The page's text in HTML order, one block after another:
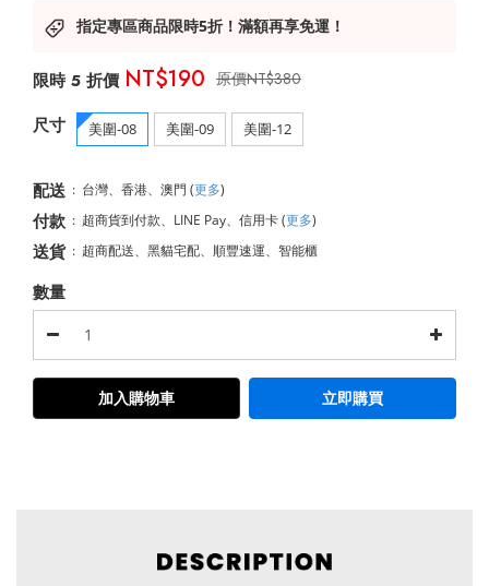
指定專區商品限時5折！滿額再享免運！
NT$380
NT$190
尺寸 美圍-08 美圍-09 美圍-12
配送 : 台灣、香港、澳門 (更多)
付款 : 超商貨到付款、LINE Pay、信用卡(更多)
送貨 : 超商配送、黑貓宅配、順豐速運、智能櫃
數量
加入購物車 立即購買